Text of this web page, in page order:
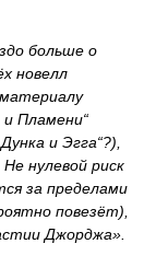
больше о
новелл
и Пламени“
и Эгга“?),
нулевой риск
за пределами
повезёт),
Джорджа».